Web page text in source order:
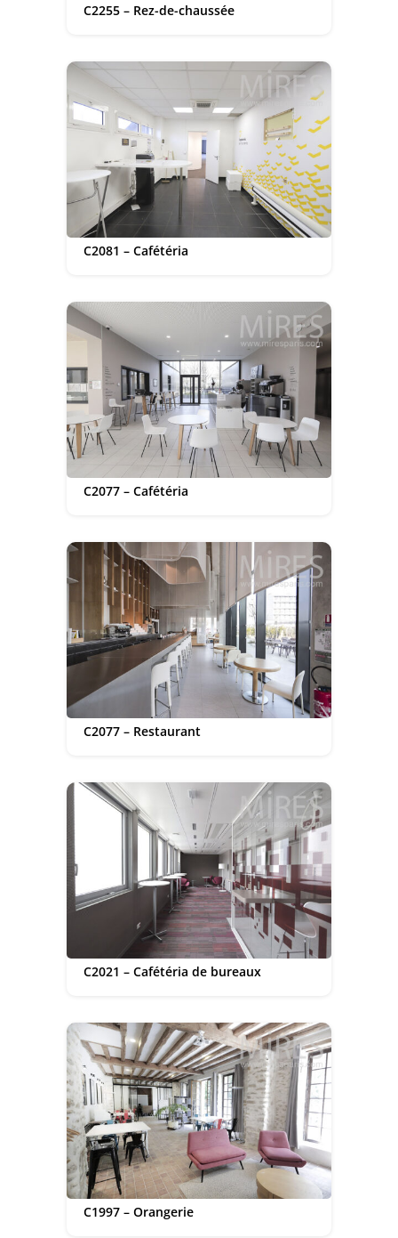
C2255 – Rez-de-chaussée
C2081 – Cafétéria
C2077 – Cafétéria
C2077 – Restaurant
C2021 – Cafétéria de bureaux
C1997 – Orangerie